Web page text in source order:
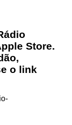
Store.
o link